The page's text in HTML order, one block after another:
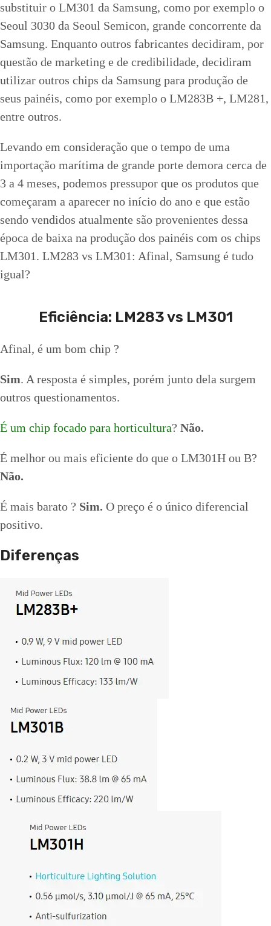
substituir o LM301 da Samsung, como por exemplo o
Seoul 3030 da Seoul Semicon, grande concorrente da
Samsung. Enquanto outros fabricantes decidiram, por
questão de marketing e de credibilidade, decidiram
utilizar outros chips da Samsung para produção de
seus painéis, como por exemplo o LM283B +, LM281,
entre outros.
Levando em consideração que o tempo de uma
importação marítima de grande porte demora cerca de
3 a 4 meses, podemos pressupor que os produtos que
começaram a aparecer no início do ano e que estão
sendo vendidos atualmente são provenientes dessa
época de baixa na produção dos painéis com os chips
LM301. LM283 vs LM301: Afinal, Samsung é tudo
igual?
Eficiência: LM283 vs LM301
Afinal, é um bom chip ?
Sim. A resposta é simples, porém junto dela surgem
outros questionamentos.
É um chip focado para horticultura? Não.
É melhor ou mais eficiente do que o LM301H ou B?
Não.
É mais barato ? Sim. O preço é o único diferencial
positivo.
Diferenças